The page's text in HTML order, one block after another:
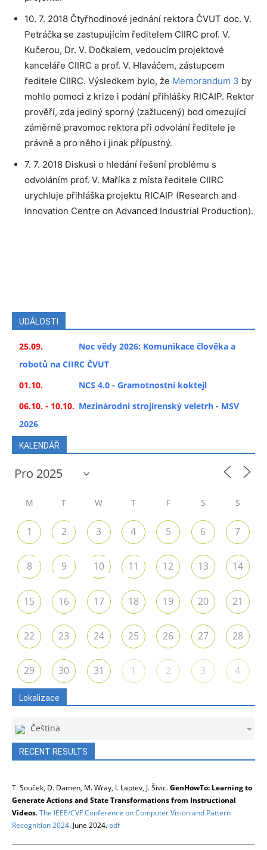
10. 7. 2018 Čtyřhodinové jednání rektora ČVUT doc. V.
Petráčka se zastupujícím ředitelem CIIRC prof. V.
Kučerou, Dr. V. Dočkalem, vedoucím projektové
kanceláře CIIRC a prof. V. Hlaváčem, zástupcem
ředitele CIIRC. Výsledkem bylo, že Memorandum 3 by
mohlo pomoci z krize i podání přihlášky RICAIP. Rektor
prověří, zda jediný sporný (zažlucený) bod omezující
záměrně pravomoc rektora při odvolání ředitele je
právně a pro něho i jinak přípustný.
7. 7. 2018 Diskusi o hledání řešení problému s
odvoláním prof. V. Maříka z místa ředitele CIIRC
urychluje přihláška projektu RICAIP (Research and
Innovation Centre on Advanced Industrial Production).
UDÁLOSTI
25.09.
Noc vědy 2026: Komunikace člověka a
robotů na CIIRC ČVUT
01.10.
NCS 4.0 - Gramotnostní koktejl
06.10. - 10.10. Mezinárodní strojírenský veletrh - MSV
2026
KALENDÁŘ
M T W T F S S
1 2 3 4 5 6 7
8 9 10 11 12 13 14
15 16 17 18 19 20 21
22 23 24 25 26 27 28
29 30 31 1 2 3 4
Lokalizace
Čeština
RECENT RESULTS
T. Souček, D. Damen, M. Wray, I. Laptev, J. Šivic.GenHowTo: Learning to
Generate Actions and State Transformations from Instructional
Videos.The IEEE/CVF Conference on Computer Vision and Pattern
Recognition 2024. June 2024. pdf